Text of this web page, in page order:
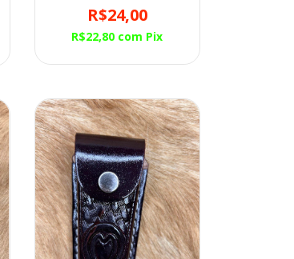
Couro
R$24,00
R$22,80 com Pix